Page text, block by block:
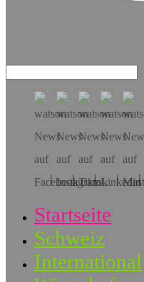
Startseite
Schweiz
International